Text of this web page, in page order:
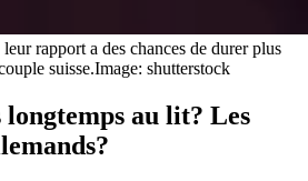
rapport a des chances de durer plus
suisse.Image: shutterstock
au lit? Les